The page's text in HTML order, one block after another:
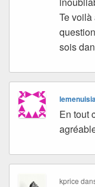
Te
sois
En tout
kprice